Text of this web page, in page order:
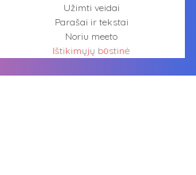
Užimti veidai
Parašai ir tekstai
Noriu meeto
Ištikimųjų būstinė